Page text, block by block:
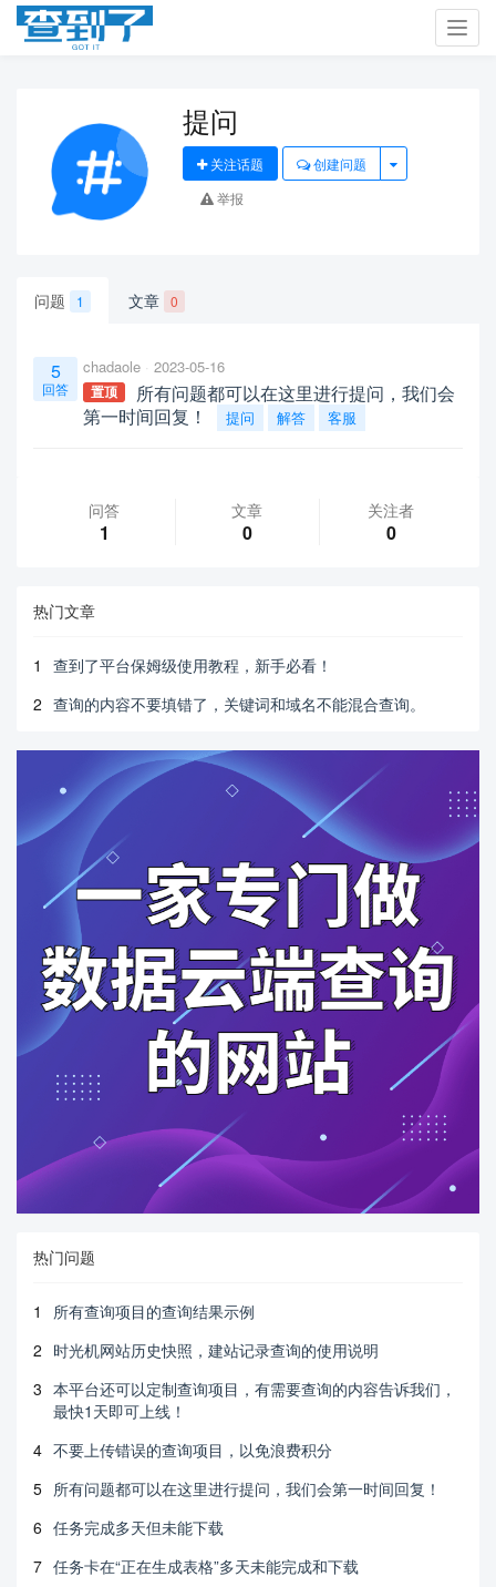
提问
关注话题
创建问题
举报
问题 1 文章 0
5
回答
chadaole 2023-05-16
置顶
所有问题都可以在这里进行提问，我们会
第一时间回复！
提问 解答 客服
问答
1
文章
0
关注者
0
热门文章
1
查到了平台保姆级使用教程，新手必看！
2 查询的内容不要填错了，关键词和域名不能混合查询。
热门问题
1
所有查询项目的查询结果示例
2 时光机网站历史快照，建站记录查询的使用说明
3 本平台还可以定制查询项目，有需要查询的内容告诉我们，
最快1天即可上线！
4 不要上传错误的查询项目，以免浪费积分
5 所有问题都可以在这里进行提问，我们会第一时间回复！
6 任务完成多天但未能下载
7 任务卡在“正在生成表格”多天未能完成和下载